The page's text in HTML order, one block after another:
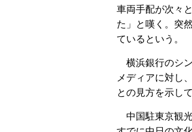
車両手配が次々
た」と嘆く。突
ているという。
横浜銀行のシ
メディアに対し
との見方を示して
中国駐東京観